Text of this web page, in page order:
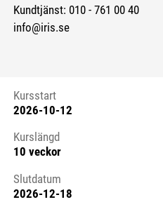
Kundtjänst: 010 - 761 00 40
info@iris.se
Kursstart 6170845
Kursstart
2026-10-12
Kurslängd
10 veckor
Slutdatum
2026-12-18